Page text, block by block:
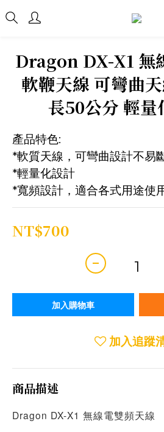
Dragon DX-X1 無
軟鞭天線 可彎曲
長50公分 輕量
產品特色:
*軟質天線，可彎曲設計不易
*輕量化設計
*寬頻設計，適合各式用途使
NT$700
加入購物車
加入追蹤
商品描述
Dragon DX-X1 無線電雙頻天線